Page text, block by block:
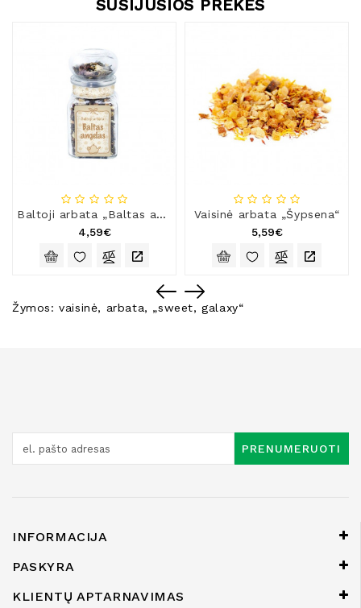
SUSIJUSIOS PREKĖS
Baltoji arbata „Baltas angelas“, 50 g (stikl.)
4,59€
Vaisinė arbata „Šypsena“
5,59€
Žymos:vaisinė, arbata, „sweet,galaxy“
PRENUMERUOTI
INFORMACIJA
PASKYRA
KLIENTŲ APTARNAVIMAS